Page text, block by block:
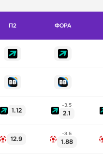
П2 ФОРА
1.12
-3.5
2.1
12.9
-3.5
1.88